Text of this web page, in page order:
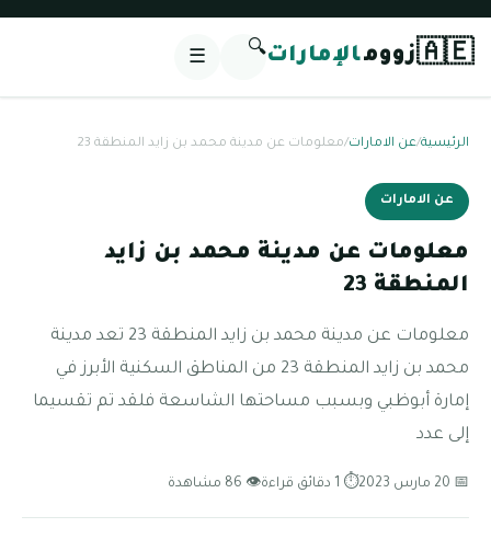
🇦🇪زوومالإمارات🔍
☰
الرئيسية/عن الامارات/معلومات عن مدينة محمد بن زايد المنطقة 23
عن الامارات
معلومات عن مدينة محمد بن زايد
المنطقة 23
معلومات عن مدينة محمد بن زايد المنطقة 23 تعد مدينة
محمد بن زايد المنطقة 23 من المناطق السكنية الأبرز في
إمارة أبوظبي وبسبب مساحتها الشاسعة فلقد تم تقسيما
إلى عدد
📅 20 مارس 2023 ⏱ 1 دقائق قراءة 👁 86 مشاهدة